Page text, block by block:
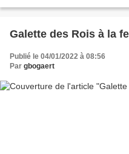
Galette des Rois à la
Publié le 04/01/2022 à 08:56
Par gbogaert